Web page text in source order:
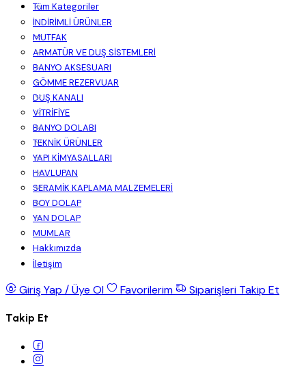
Tüm Kategoriler
İNDİRİMLİ ÜRÜNLER
MUTFAK
ARMATÜR VE DUŞ SİSTEMLERİ
BANYO AKSESUARI
GÖMME REZERVUAR
DUŞ KANALI
VİTRİFİYE
BANYO DOLABI
TEKNİK ÜRÜNLER
YAPI KİMYASALLARI
HAVLUPAN
SERAMİK KAPLAMA MALZEMELERİ
BOY DOLAP
YAN DOLAP
MUMLAR
Hakkımızda
İletişim
Giriş Yap / Üye Ol Favorilerim Siparişleri Takip Et
Takip Et